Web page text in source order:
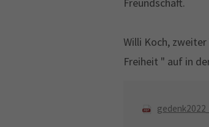
Freundschaft.
Willi Koch,
Freiheit " auf in